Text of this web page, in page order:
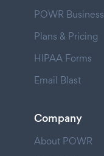
POWR Business
Plans & Pricing
HIPAA Forms
Email Blast
Company
About POWR